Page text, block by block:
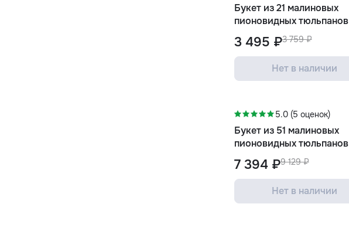
Букет из 21 малиновых
пионовидных тюльпанов
3 759 ₽
3 495 ₽
Нет в наличии
5.0 (5 оценок)
Букет из 51 малиновых
пионовидных тюльпанов
9 129 ₽
7 394 ₽
Нет в наличии